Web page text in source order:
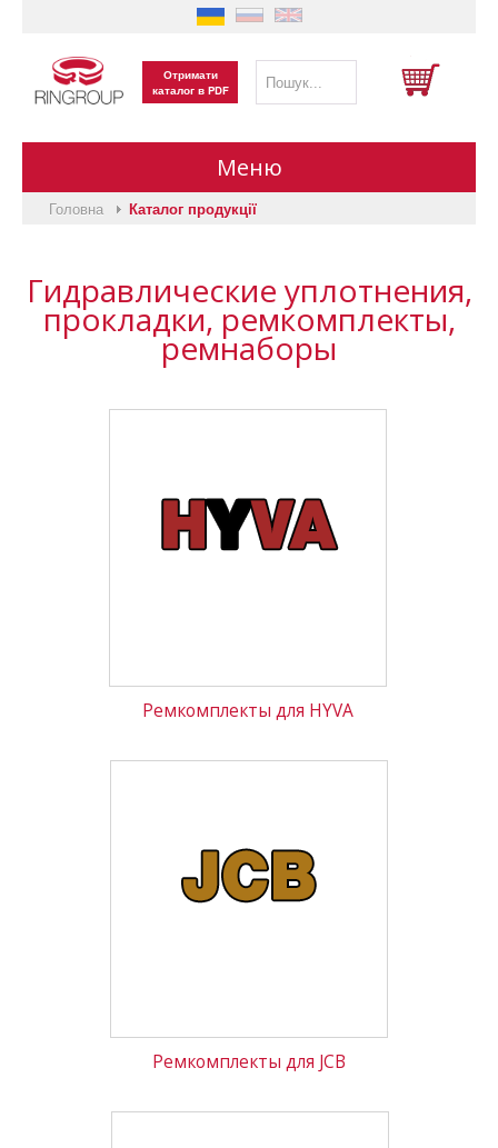
Отримати
каталог в PDF
Меню
Головна
Виготовлення на замовлення
Каталог продукції
Головна Каталог продукції
Гидравлические уплотнения,
прокладки, ремкомплекты,
ремнаборы
Ремкомплекты для HYVA
Ремкомплекты для JCB